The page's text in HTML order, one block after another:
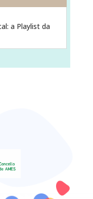
a Playlist da